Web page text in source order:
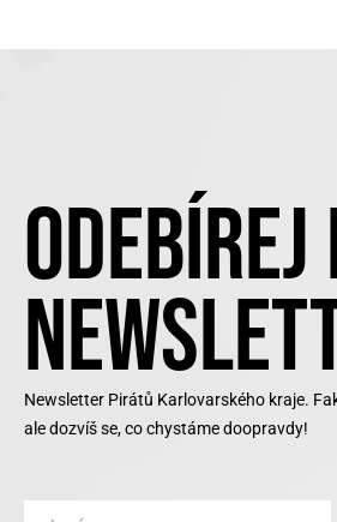
Newsletter Pirátů Karlovarského kraje.
ale dozvíš se, co chystáme doopravdy!